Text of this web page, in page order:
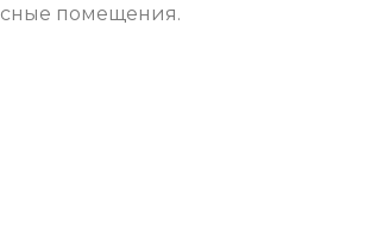
помещения.